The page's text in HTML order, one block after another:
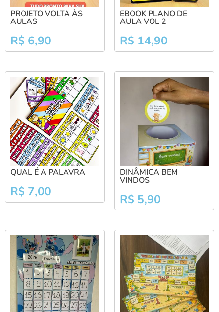
PROJETO VOLTA ÀS
AULAS
R$ 6,90
EBOOK PLANO DE
AULA VOL 2
R$ 14,90
QUAL É A PALAVRA
R$ 7,00
DINÂMICA BEM
VINDOS
R$ 5,90